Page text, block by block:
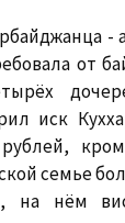
-
от
иск
семье
на нём